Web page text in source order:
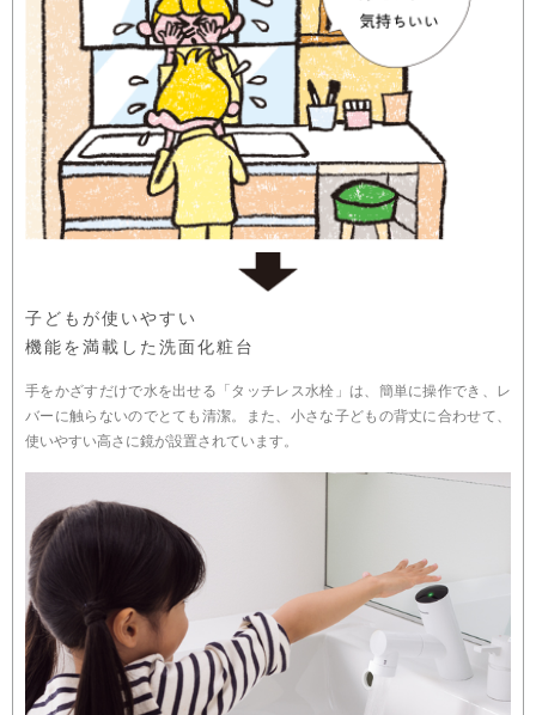
子どもが使いやすい
機能を満載した洗面化粧台
手をかざすだけで水を出せる「タッチレス水栓」は、簡単に操作でき、レ
バーに触らないのでとても清潔。また、小さな子どもの背丈に合わせて、
使いやすい高さに鏡が設置されています。